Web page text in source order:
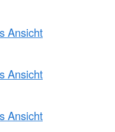
Ansicht
Ansicht
Ansicht